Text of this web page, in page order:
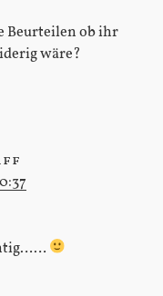
Beurteilen ob ihr
wäre?